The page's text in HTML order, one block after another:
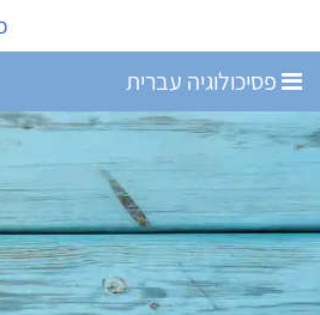
פסיכולוגיה עברית